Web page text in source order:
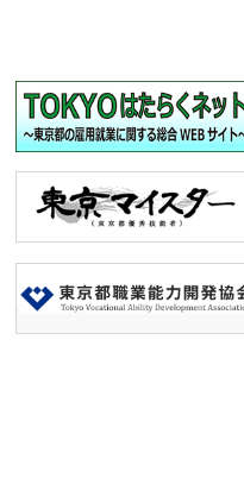
・受賞作品は2023年夏に
ていただく予定です。そ
は、2023年夏のイベント
・第三者が権利を有する
場合等は、あらかじめ応
さい。第三者が権利を有
発生したクレームや紛争
し、#TOKYOものづくり
せん。
・賞品の発送は2022年11
営事務局に返送された場
・賞品の転売は禁止させ